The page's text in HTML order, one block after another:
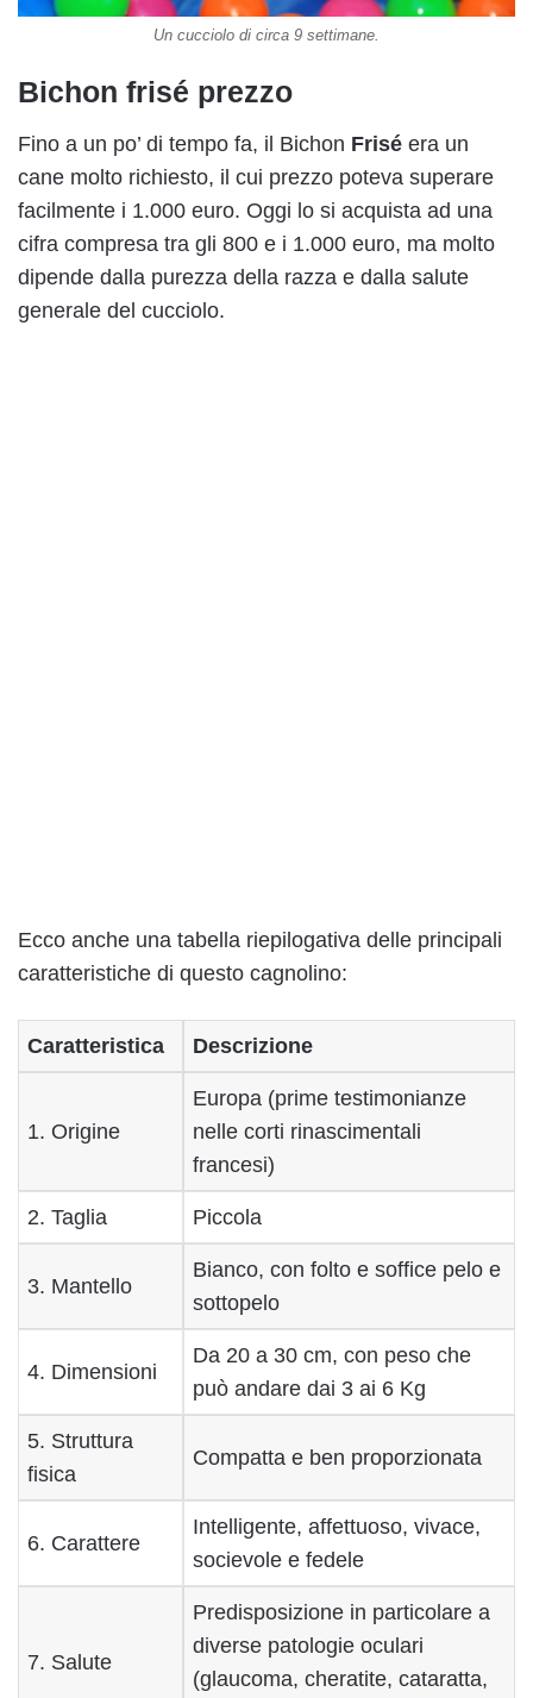
Un cucciolo di circa 9 settimane.
Bichon frisé prezzo
Fino a un po’ di tempo fa, il Bichon Frisé era un
cane molto richiesto, il cui prezzo poteva superare
facilmente i 1.000 euro. Oggi lo si acquista ad una
cifra compresa tra gli 800 e i 1.000 euro, ma molto
dipende dalla purezza della razza e dalla salute
generale del cucciolo.
Ecco anche una tabella riepilogativa delle principali
caratteristiche di questo cagnolino:
Caratteristica Descrizione
1. Origine
Europa (prime testimonianze
nelle corti rinascimentali
francesi)
2. Taglia Piccola
3. Mantello
Bianco, con folto e soffice pelo e
sottopelo
4. Dimensioni
Da 20 a 30 cm, con peso che
può andare dai 3 ai 6 Kg
5. Struttura
fisica
Compatta e ben proporzionata
6. Carattere
Intelligente, affettuoso, vivace,
socievole e fedele
7. Salute
Predisposizione in particolare a
diverse patologie oculari
(glaucoma, cheratite, cataratta,